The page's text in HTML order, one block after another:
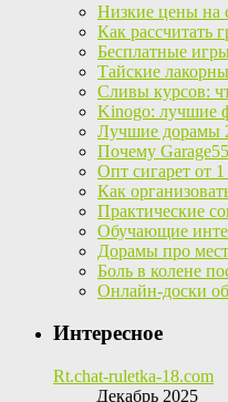
Низкие цены на
Как рассчитать
Бесплатные
Тайские
Сливы курсов:
Kinogo: лучшие
Лучшие дорамы
Почему
Опт сигарет от
Как
Практические
Обучающие
Дорамы про
Боль в колене
Онлайн-доски
Интересное
Rt.chat-ruletka-18.com
Декабрь 2025